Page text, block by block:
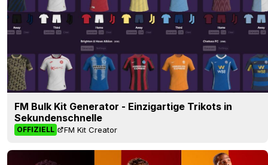
FM Bulk Kit Generator - Einzigartige Trikots in
Sekundenschnelle
OFFIZIELL FM Kit Creator